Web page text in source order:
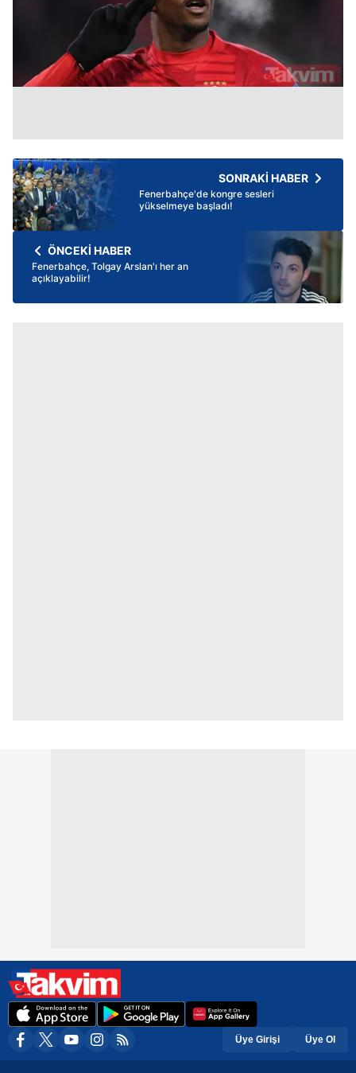
SONRAKİ HABER
Fenerbahçe'de kongre sesleri
yükselmeye başladı!
ÖNCEKİ HABER
Fenerbahçe, Tolgay Arslan'ı her an
açıklayabilir!
Üye Girişi Üye Ol